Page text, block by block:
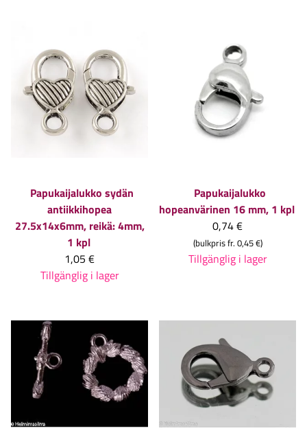
Papukaijalukko sydän
antiikkihopea
27.5x14x6mm, reikä: 4mm,
1 kpl
1,05 €
Tillgänglig i lager
Papukaijalukko
hopeanvärinen 16 mm, 1 kpl
0,74 €
(bulkpris fr. 0,45 €)
Tillgänglig i lager